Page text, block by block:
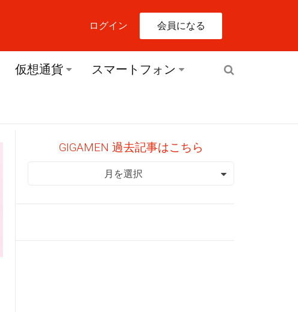
ログイン 会員になる
仮想通貨 スマートフォン
GIGAMEN 過去記事はこちら
GIGAMEN 過去記事はこちら
月を選択